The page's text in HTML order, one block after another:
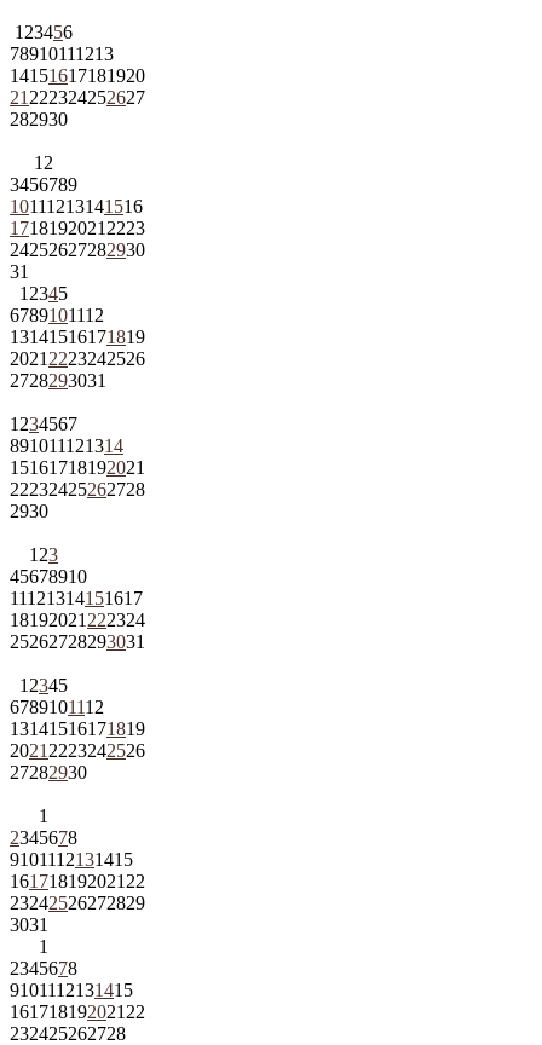
1 23456
78910111213
14151617181920
21 222324252627
282930
1 2
3456789
10111213141516
1718192021 2223
24252627282930
31
1 2345
6789101112
13141516171819
2021 2223242526
2728293031
1 234567
891011121314
15161718192021
22232425262728
2930
1 23
45678910
11121314151617
18192021 222324
25262728293031
1 2345
6789101112
13141516171819
2021 2223242526
27282930
1
2345678
9101112131415
161718192021 22
23242526272829
3031
1
2345678
9101112131415
161718192021 22
232425262728